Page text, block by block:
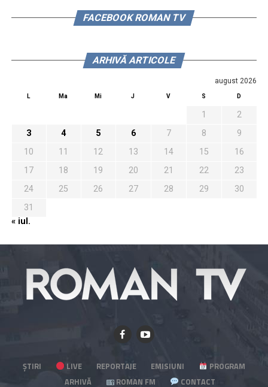
FACEBOOK ROMAN TV
ARHIVĂ ARTICOLE
august 2026
L Ma Mi J V S D
1
2
3
4 5 6 7 8
9
10
11 12 13 14 15
16
17
18 19 20 21 22
23
24
25 26 27 28 29
30
31
« iul.
ȘTIRI LIVE REPORTAJE EMISIUNI
PROGRAM
ARHIVĂ
ROMAN FM CONTACT